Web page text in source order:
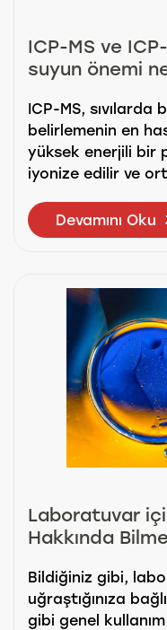
ICP-MS ve
suyun önemi
ICP-MS,
belirlemenin en
yüksek enerjili bir
iyonize edilir ve
Devamını Oku
Laboratuvar
Hakkında
Bildiğiniz gibi,
uğraştığınıza
gibi genel